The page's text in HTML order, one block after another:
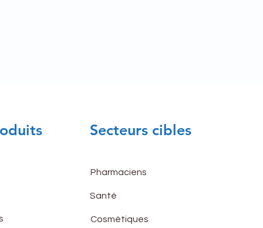
Secteurs cibles
Pharmaciens
Santé
Cosmétiques